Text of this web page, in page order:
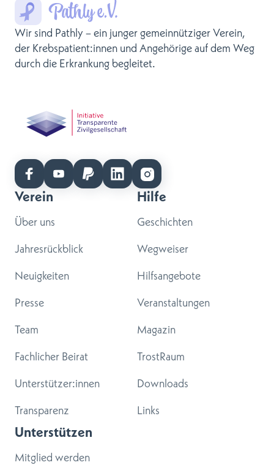
Wir sind Pathly – ein junger gemeinnütziger Verein,
der Krebspatient:innen und Angehörige auf dem Weg
durch die Erkrankung begleitet.
Verein
Über uns
Jahresrückblick
Neuigkeiten
Presse
Team
Fachlicher Beirat
Unterstützer:innen
Transparenz
Hilfe
Geschichten
Wegweiser
Hilfsangebote
Veranstaltungen
Magazin
TrostRaum
Downloads
Links
Unterstützen
Mitglied werden